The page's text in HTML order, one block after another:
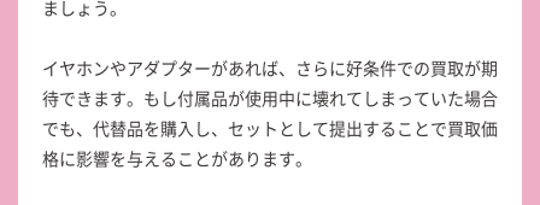
ましょう。
イヤホンやアダプターがあれば、さらに好条件での買取が期
待できます。もし付属品が使用中に壊れてしまっていた場合
でも、代替品を購入し、セットとして提出することで買取価
格に影響を与えることがあります。